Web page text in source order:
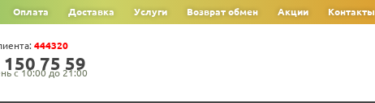
Оплата Доставка Услуги Возврат обмен Акции Контакты
1‍5‍0‍ 7‍5‍ 5‍9‍
с 10:00 до 21:00
444320